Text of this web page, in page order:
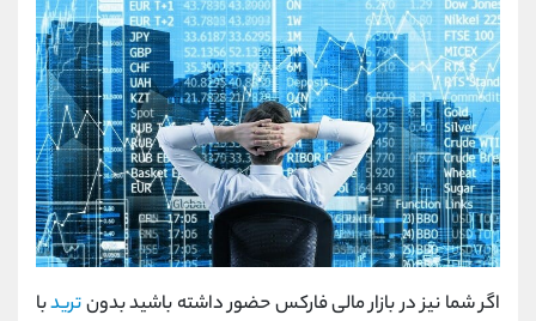
اگر شما نیز در بازار مالی فارکس حضور داشته باشید بدونتریدبا